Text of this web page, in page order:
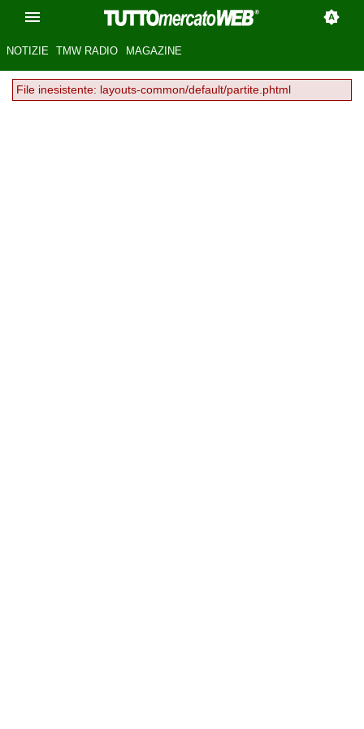
NOTIZIE TMW RADIO MAGAZINE
File inesistente: layouts-common/default/partite.phtml